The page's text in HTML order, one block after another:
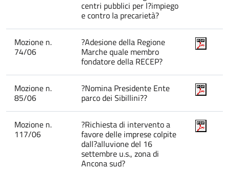
centri pubblici per l?impiego
e contro la precarietà?
Mozione n.
74/06
?Adesione della Regione
Marche quale membro
fondatore della RECEP?
Mozione n.
85/06
?Nomina Presidente Ente
parco dei Sibillini??
Mozione n.
117/06
?Richiesta di intervento a
favore delle imprese colpite
dall?alluvione del 16
settembre u.s., zona di
Ancona sud?